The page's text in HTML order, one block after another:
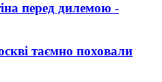
перед дилемою -
таємно поховали